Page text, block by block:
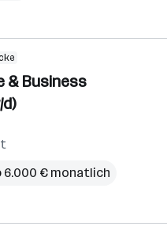
& Business
6.000 € monatlich